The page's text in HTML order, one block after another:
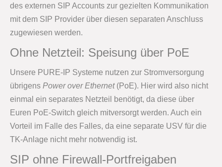
des externen SIP Accounts zur gezielten Kommunikation
mit dem SIP Provider über diesen separaten Anschluss
zugewiesen werden.
Ohne Netzteil: Speisung über PoE
Unsere PURE-IP Systeme nutzen zur Stromversorgung
übrigens Power over Ethernet(PoE). Hier wird also nicht
einmal ein separates Netzteil benötigt, da diese über
Euren PoE-Switch gleich mitversorgt werden. Auch ein
Vorteil im Falle des Falles, da eine separate USV für die
TK-Anlage nicht mehr notwendig ist.
SIP ohne Firewall-Portfreigaben